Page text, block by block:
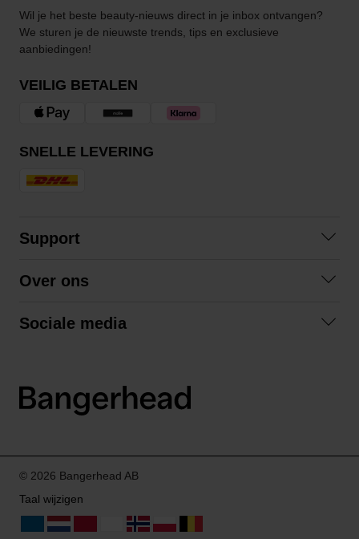
Wil je het beste beauty-nieuws direct in je inbox ontvangen?
We sturen je de nieuwste trends, tips en exclusieve
aanbiedingen!
VEILIG BETALEN
SNELLE LEVERING
Support
Algemene voorwaarden
Over ons
Sociale media
LinkedIn
© 2026 Bangerhead AB
Taal wijzigen